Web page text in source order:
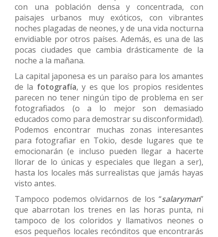
con una población densa y concentrada, con
paisajes urbanos muy exóticos, con vibrantes
noches plagadas de neones, y de una vida nocturna
envidiable por otros países. Además, es una de las
pocas ciudades que cambia drásticamente de la
noche a la mañana.
La capital japonesa es un paraíso para los amantes
de la fotografía, y es que los propios residentes
parecen no tener ningún tipo de problema en ser
fotografiados (o a lo mejor son demasiado
educados como para demostrar su disconformidad).
Podemos encontrar muchas zonas interesantes
para fotografiar en Tokio, desde lugares que te
emocionarán (e incluso pueden llegar a hacerte
llorar de lo únicas y especiales que llegan a ser),
hasta los locales más surrealistas que jamás hayas
visto antes.
Tampoco podemos olvidarnos de los “salaryman”
que abarrotan los trenes en las horas punta, ni
tampoco de los coloridos y llamativos neones o
esos pequeños locales recónditos que encontrarás